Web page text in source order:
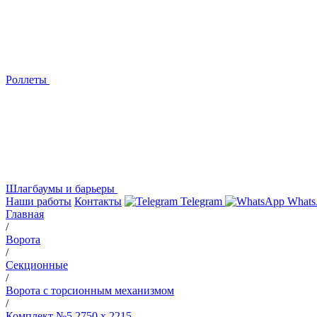
Роллеты
Шлагбаумы и барьеры
Наши работы Контакты Telegram
Главная
/
Ворота
/
Секционные
/
Ворота с торсионным механизмом
/